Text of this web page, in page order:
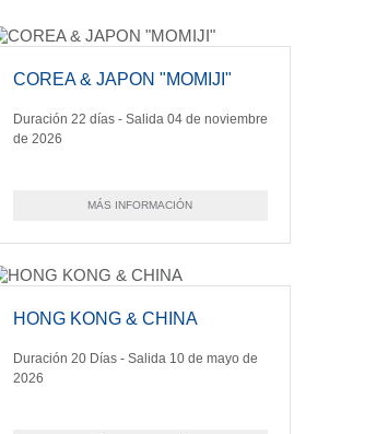
COREA & JAPON "MOMIJI"
Duración 22 días - Salida 04 de noviembre
de 2026
MÁS INFORMACIÓN
HONG KONG & CHINA
Duración 20 Días - Salida 10 de mayo de
2026